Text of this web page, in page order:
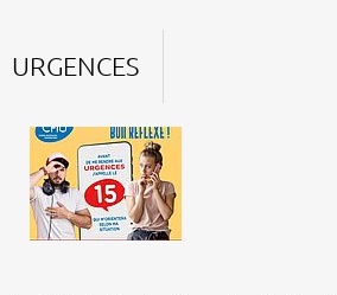
URGENCES